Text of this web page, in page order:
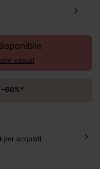
casual
–60%*
per acquisti